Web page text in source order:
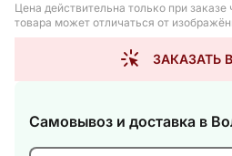
Цена действительна только при заказе
товара может отличаться от
ЗАКАЗАТЬ
Самовывоз и доставка в